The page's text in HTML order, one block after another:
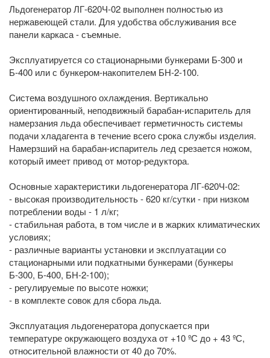
Льдогенератор ЛГ-620Ч-02 выполнен полностью из
нержавеющей стали. Для удобства обслуживания все
панели каркаса - съемные.
Эксплуатируется со стационарными бункерами Б-300 и
Б-400 или с бункером-накопителем БН-2-100.
Система воздушного охлаждения. Вертикально
ориентированный, неподвижный барабан-испаритель для
намерзания льда обеспечивает герметичность системы
подачи хладагента в течение всего срока службы изделия.
Намерзший на барабан-испаритель лед срезается ножом,
который имеет привод от мотор-редуктора.
Основные характеристики льдогенератора ЛГ-620Ч-02:
- высокая производительность - 620 кг/сутки - при низком
потреблении воды - 1 л/кг;
- стабильная работа, в том числе и в жарких климатических
условиях;
- различные варианты установки и эксплуатации со
стационарными или подкатными бункерами (бункеры
Б-300, Б-400, БН-2-100);
- регулируемые по высоте ножки;
- в комплекте совок для сбора льда.
Эксплуатация льдогенератора допускается при
температуре окружающего воздуха от +10 ºС до + 43 ºС,
относительной влажности от 40 до 70%.